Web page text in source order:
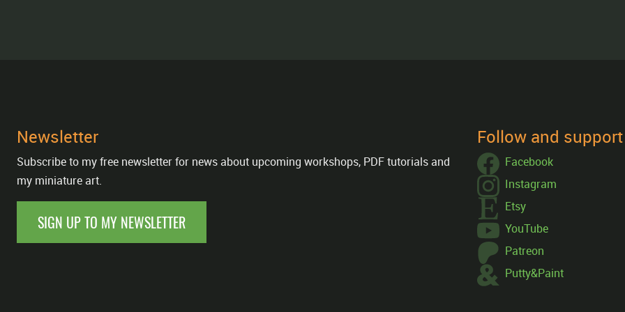
Newsletter
Subscribe to my free newsletter for news about upcoming workshops, PDF tutorials and
my miniature art.
SIGN UP TO MY NEWSLETTER
Follow and
Facebook
Instagram
Etsy
YouTube
Patreon
Putty&Paint